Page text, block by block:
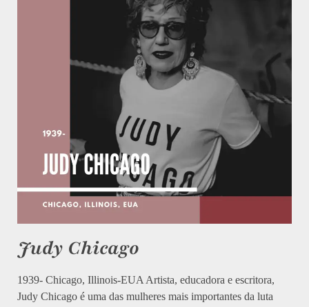
Judy Chicago
1939- Chicago, Illinois-EUA Artista, educadora e escritora,
Judy Chicago é uma das mulheres mais importantes da luta